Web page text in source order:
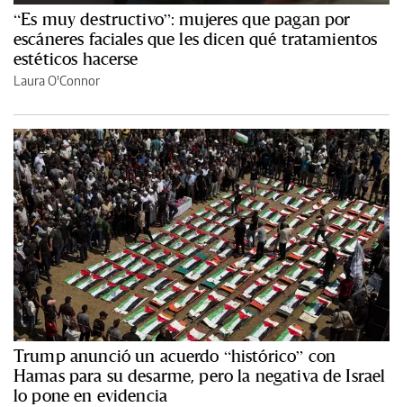
“Es muy destructivo”: mujeres que pagan por
escáneres faciales que les dicen qué tratamientos
estéticos hacerse
Laura O'Connor
Trump anunció un acuerdo “histórico” con
Hamas para su desarme, pero la negativa de Israel
lo pone en evidencia